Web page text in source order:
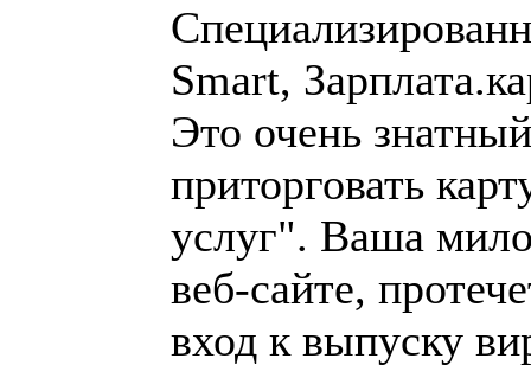
Smart,
Это очень
приторговать
услуг". Ваша
веб-сайте,
вход к выпуску